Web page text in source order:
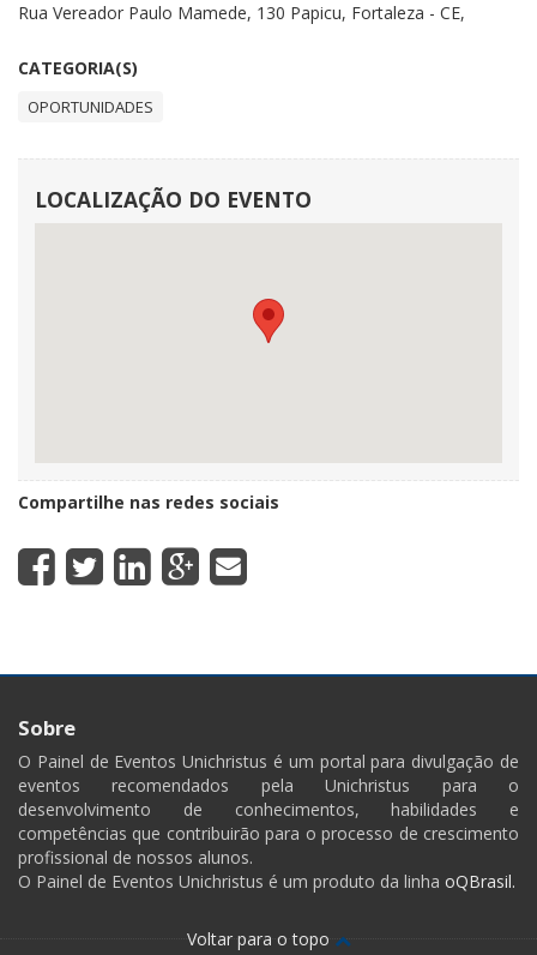
Rua Vereador Paulo Mamede, 130 Papicu, Fortaleza - CE,
CATEGORIA(S)
OPORTUNIDADES
LOCALIZAÇÃO DO EVENTO
Compartilhe nas redes sociais
Sobre
O Painel de Eventos Unichristus é um portal para divulgação de
eventos recomendados pela Unichristus para o
desenvolvimento de conhecimentos, habilidades e
competências que contribuirão para o processo de crescimento
profissional de nossos alunos.
O Painel de Eventos Unichristus é um produto da linha oQBrasil.
Voltar para o topo